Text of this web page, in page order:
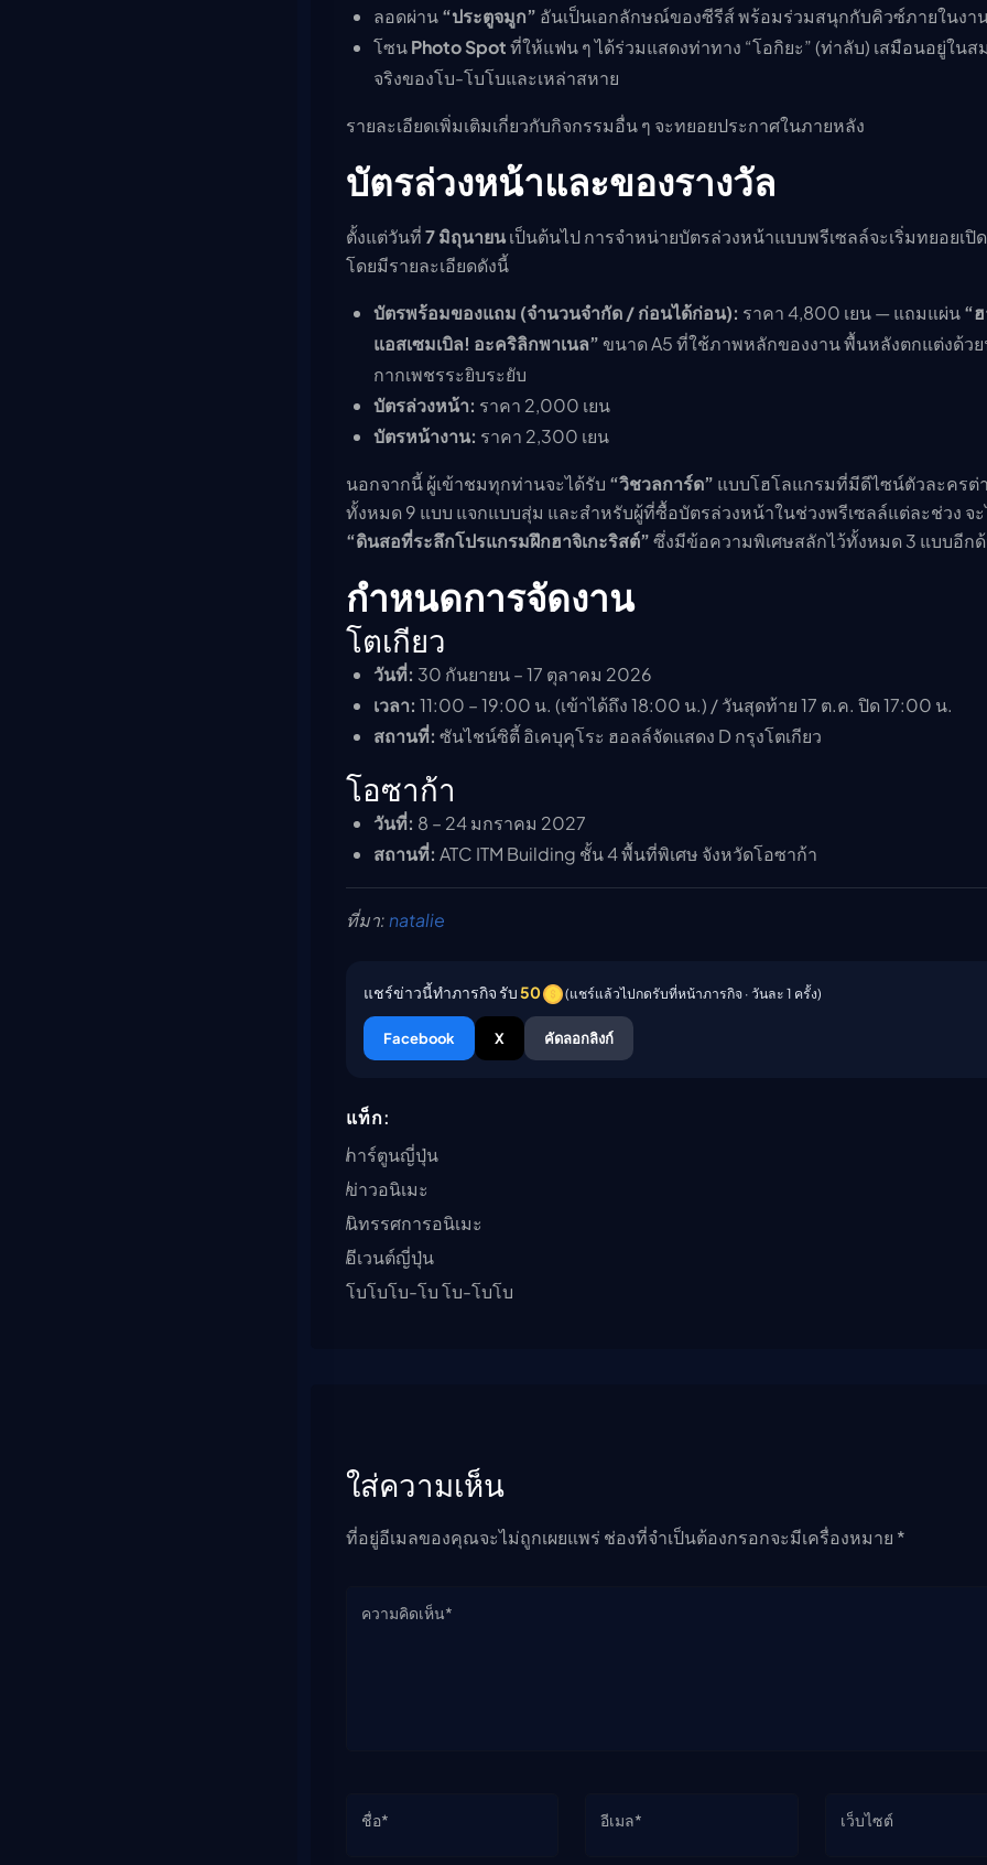
ลอดผ่าน“ประตูจมูก” อันเป็นเอกลักษณ์ของซีรีส์ พร้อมร่วมสนุกกับคิวซ์ภายในงา
โซนPhoto Spotที่ให้แฟน ๆ ได้ร่วมแสดงท่าทาง “โอกิยะ” (ท่าลับ) เสมือนอยู่ในส
จริงของโบ-โบโบและเหล่าสหาย
รายละเอียดเพิ่มเติมเกี่ยวกับกิจกรรมอื่น ๆ จะทยอยประกาศในภายหลัง
บัตรล่วงหน้าและของรางวัล
ตั้งแต่วันที่7 มิถุนายนเป็นต้นไป การจำหน่ายบัตรล่วงหน้าแบบพรีเซลล์จะเริ่มทยอยเปิ
โดยมีรายละเอียดดังนี้
บัตรพร้อมของแถม (จำนวนจำกัด / ก่อนได้ก่อน): ราคา 4,800 เยน — แถมแผ่น“
แอสเซมเบิล! อะคริลิกพาเนล”ขนาด A5 ที่ใช้ภาพหลักของงาน พื้นหลังตกแต่งด้ว
กากเพชรระยิบระยับ
บัตรล่วงหน้า: ราคา 2,000 เยน
บัตรหน้างาน: ราคา 2,300 เยน
นอกจากนี้ ผู้เข้าชมทุกท่านจะได้รับ “วิชวลการ์ด” แบบโฮโลแกรมที่มีดีไซน์ตัวละครต่
ทั้งหมด 9 แบบ แจกแบบสุ่ม และสำหรับผู้ที่ซื้อบัตรล่วงหน้าในช่วงพรีเซลล์แต่ละช่วง จะ
“ดินสอที่ระลึกโปรแกรมฝึกฮาจิเกะริสต์”ซึ่งมีข้อความพิเศษสลักไว้ทั้งหมด 3 แบบอีก
กำหนดการจัดงาน
โตเกียว
วันที่: 30 กันยายน – 17 ตุลาคม 2026
เวลา: 11:00 – 19:00 น. (เข้าได้ถึง 18:00 น.) / วันสุดท้าย 17 ต.ค. ปิด 17:00 น.
สถานที่: ซันไชน์ซิตี้ อิเคบุคุโระ ฮอลล์จัดแสดง D กรุงโตเกียว
โอซาก้า
วันที่: 8 – 24 มกราคม 2027
สถานที่: ATC ITM Building ชั้น 4 พื้นที่พิเศษ จังหวัดโอซาก้า
ที่มา: natalie
แชร์ข่าวนี้ทำภารกิจ รับ50 (แชร์แล้วไปกดรับที่หน้าภารกิจ · วันละ 1 ครั้ง)
Facebook X คัดลอกลิงก์
แท็ก:
การ์ตูนญี่ปุ่น
ข่าวอนิเมะ
นิทรรศการอนิเมะ
อีเวนต์ญี่ปุ่น
โบโบโบ-โบ โบ-โบโบ
ใส่ความเห็น
ที่อยู่อีเมลของคุณจะไม่ถูกเผยแพร่ ช่องที่จำเป็นต้องกรอกจะมีเครื่องหมาย *
ความคิดเห็น*
ชื่อ* อีเมล* เว็บไซต์